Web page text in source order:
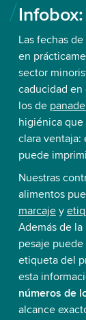
Infobox:
Las fechas
en
sector
caducidad en
los de
higiénica
clara ventaja:
puede
Nuestras
alimentos
marcajey
Además de
pesaje
etiqueta del
esta
números de
alcance